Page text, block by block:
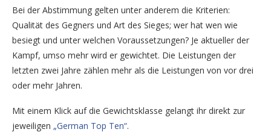
Bei der Abstimmung gelten unter anderem die Kriterien:
Qualität des Gegners und Art des Sieges; wer hat wen wie
besiegt und unter welchen Voraussetzungen? Je aktueller der
Kampf, umso mehr wird er gewichtet. Die Leistungen der
letzten zwei Jahre zählen mehr als die Leistungen von vor drei
oder mehr Jahren.
Mit einem Klick auf die Gewichtsklasse gelangt ihr direkt zur
jeweiligen „German Top Ten“.